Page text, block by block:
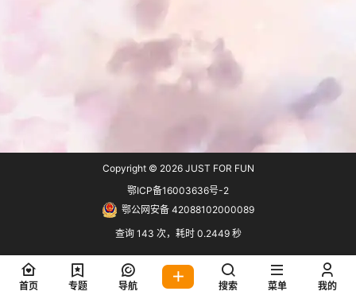
Copyright © 2026JUST FOR FUN
鄂ICP备16003636号-2
鄂公网安备 42088102000089
查询 143 次，耗时 0.2449 秒
首页 专题 导航 搜索 菜单 我的